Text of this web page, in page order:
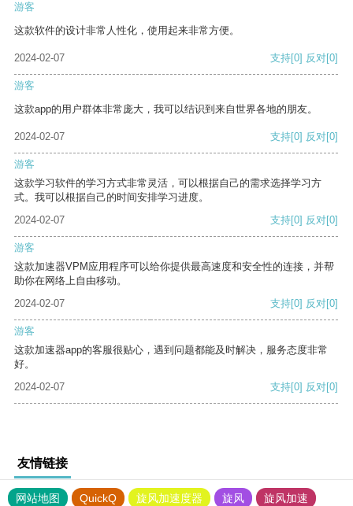
游客
这款软件的设计非常人性化，使用起来非常方便。
2024-02-07 支持[0] 反对[0]
游客
这款app的用户群体非常庞大，我可以结识到来自世界各地的朋友。
2024-02-07 支持[0] 反对[0]
游客
这款学习软件的学习方式非常灵活，可以根据自己的需求选择学习方
式。我可以根据自己的时间安排学习进度。
2024-02-07
支持[0] 反对[0]
游客
这款加速器VPM应用程序可以给你提供最高速度和安全性的连接，并帮
助你在网络上自由移动。
2024-02-07
支持[0] 反对[0]
游客
这款加速器app的客服很贴心，遇到问题都能及时解决，服务态度非常
好。
2024-02-07
支持[0] 反对[0]
友情链接
网站地图 QuickQ 旋风加速度器 旋风
旋风加速